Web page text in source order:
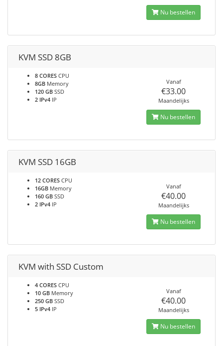
Nu bestellen
KVM SSD 8GB
8 CORES CPU
8GB Memory
120 GB SSD
2 IPv4 IP
Vanaf
€33.00
Maandelijks
Nu bestellen
KVM SSD 16GB
12 CORES CPU
16GB Memory
160 GB SSD
2 IPv4 IP
Vanaf
€40.00
Maandelijks
Nu bestellen
KVM with SSD Custom
4 CORES CPU
10 GB Memory
250 GB SSD
5 IPv4 IP
Vanaf
€40.00
Maandelijks
Nu bestellen